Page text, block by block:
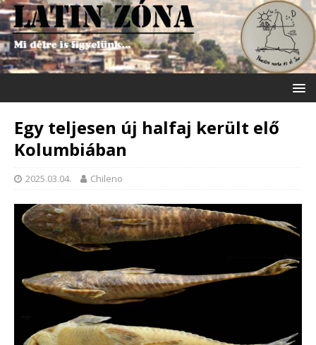
Egy teljesen új halfaj került elő
Kolumbiában
2025.03.04. Chileno